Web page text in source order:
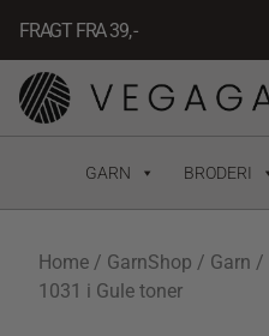
indholdet
FRAGT FRA 39, -
GARN BRODERI
Home / GarnShop / Garn /
1031 i Gule toner